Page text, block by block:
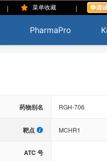
| 菜单收藏 |
PharmaPro
药物别名 RGH-706
靶点 MCHR1
ATC 号